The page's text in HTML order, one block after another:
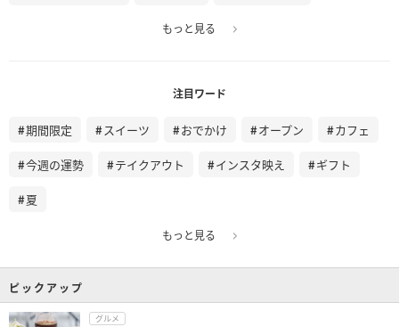
もっと見る
注目ワード
期間限定 スイーツ おでかけ オープン カフェ
今週の運勢 テイクアウト インスタ映え ギフト
夏
もっと見る
ピックアップ
グルメ